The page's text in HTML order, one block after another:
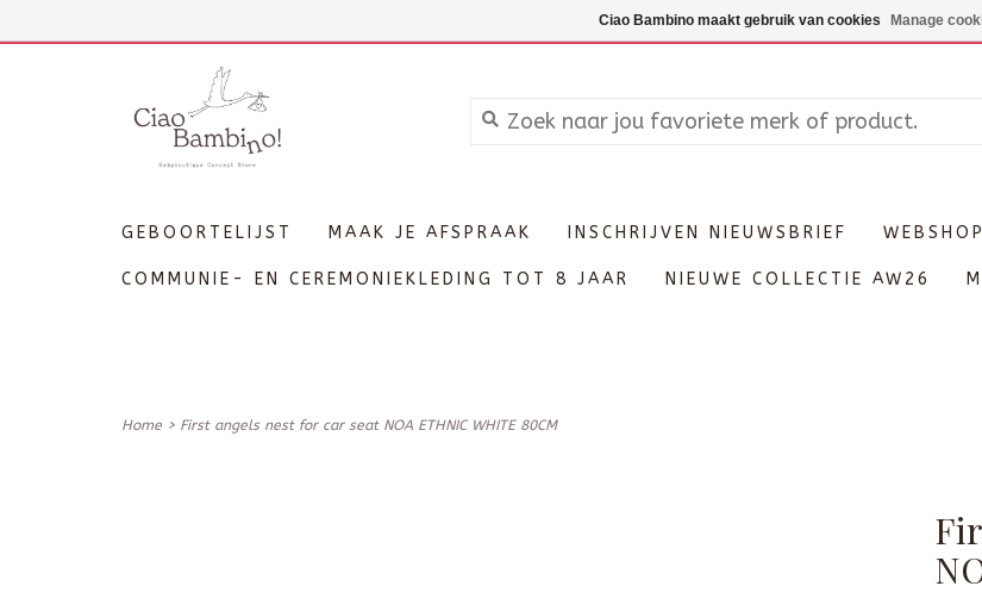
Maandag enkel op
GEBOORTELIJST MAAK JE AFSPRAAK INSCHRIJVEN NIEUWSBRIEF WEBSHOP
COMMUNIE- EN CEREMONIEKLEDING TOT 8 JAAR NIEUWE COLLECTIE AW26
Home > First angels nest for car seat NOA ETHNIC WHITE 80CM
Ciao Bambino maakt gebruik van cookies Manage